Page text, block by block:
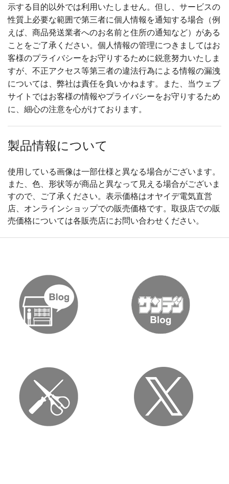
示する目的以外では利用いたしません。但し、サービスの
性質上必要な範囲で第三者に個人情報を通知する場合（例
えば、商品発送業者へのお名前と住所の通知など）がある
ことをご了承ください。個人情報の管理につきましてはお
客様のプライバシーをお守りするために鋭意努力いたしま
すが、不正アクセス等第三者の違法行為による情報の漏洩
については、弊社は責任を負いかねます。また、当ウェブ
サイトではお客様の情報やプライバシーをお守りするため
に、細心の注意を心がけております。
製品情報について
使用している画像は一部仕様と異なる場合がございます。
また、色、形状等が商品と異なって見える場合がございま
すので、ご了承ください。表示価格はオヤイデ電気直営
店、オンラインショップでの販売価格です。取扱店での販
売価格については各販売店にお問い合わせください。